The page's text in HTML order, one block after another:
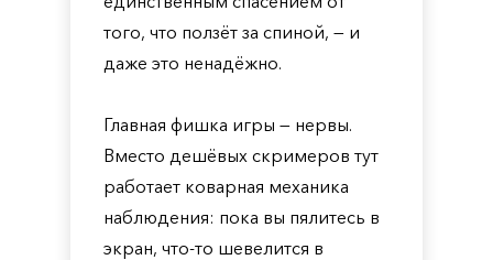
того, что ползёт за спиной, — и
даже это ненадёжно.
Главная фишка игры — нервы.
Вместо дешёвых скримеров тут
работает коварная механика
наблюдения: пока вы пялитесь в
экран, что-то шевелится в